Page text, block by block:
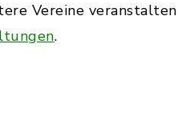
Vereine veranstalten
.